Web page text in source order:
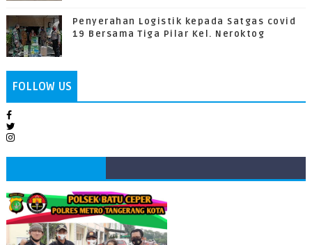
Penyerahan Logistik kepada Satgas covid
19 Bersama Tiga Pilar Kel. Neroktog
FOLLOW US